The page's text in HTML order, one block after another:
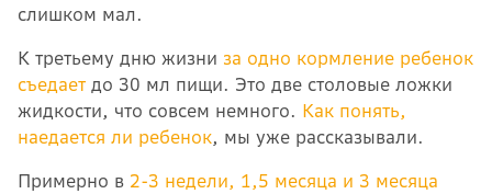
слишком мал.
К третьему дню жизни за одно кормление ребенок
съедает до 30 мл пищи. Это две столовые ложки
жидкости, что совсем немного. Как понять,
наедается ли ребенок, мы уже рассказывали.
Примерно в 2-3 недели, 1,5 месяца и 3 месяца